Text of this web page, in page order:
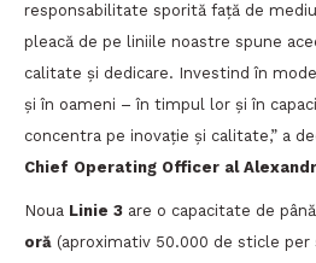
responsabilitate sporită față de
pleacă de pe liniile noastre spune
calitate și dedicare. Investind în
și în oameni – în timpul lor și în
concentra pe inovație și calitate,” a
Chief Operating Officer al
Noua Linie 3 are o capacitate de
oră (aproximativ 50.000 de sticle